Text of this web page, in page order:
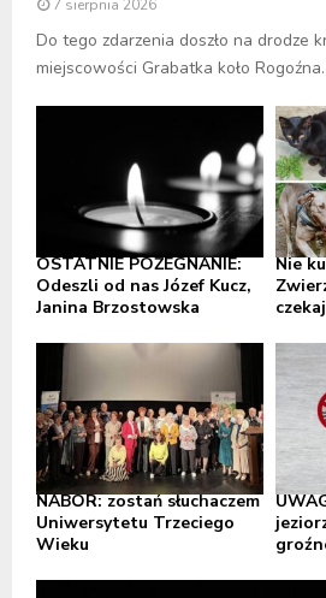
7 sierpnia 2026
Do tego zdarzenia doszło na drodze
miejscowości Grabatka koło Rogoźna.
OSTATNIE POŻEGNANIE:
Odeszli od nas Józef Kucz,
Janina Brzostowska
Nie
NABÓR: zostań słuchaczem
Uniwersytetu Trzeciego
Wieku